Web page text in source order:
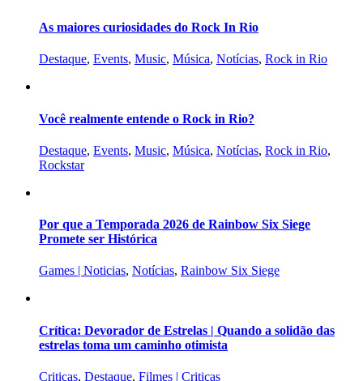
As maiores curiosidades do Rock In Rio
Destaque, Events, Music, Música, Notícias, Rock in Rio
Você realmente entende o Rock in Rio?
Destaque, Events, Music, Música, Notícias, Rock in Rio,
Rockstar
Por que a Temporada 2026 de Rainbow Six Siege
Promete ser Histórica
Games | Noticias, Notícias, Rainbow Six Siege
Crítica: Devorador de Estrelas | Quando a solidão das
estrelas toma um caminho otimista
Criticas, Destaque, Filmes | Criticas